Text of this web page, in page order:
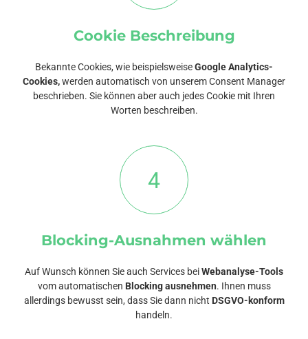
Cookie Beschreibung
Bekannte Cookies, wie beispielsweiseGoogle Analytics-
Cookies,werden automatisch von unserem Consent Manager
beschrieben. Sie können aber auch jedes Cookie mit Ihren
Worten beschreiben.
4
Blocking-Ausnahmen wählen
Auf Wunsch können Sie auch Services beiWebanalyse-Tools
vom automatischen Blocking ausnehmen. Ihnen muss
allerdings bewusst sein, dass Sie dann nicht DSGVO-konform
handeln.